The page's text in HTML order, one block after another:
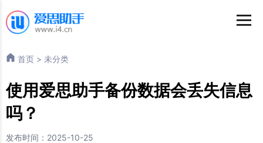
首页 > 未分类
使用爱思助手备份数据会丢失信息
吗？
发布时间：2025-10-25